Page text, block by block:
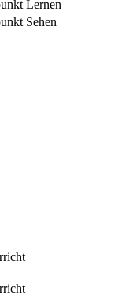
Lernen
Sehen